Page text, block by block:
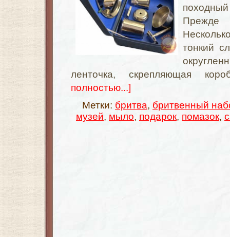
тонкий
ленточка, скрепляющая
полностью...]
Метки: бритва, бритвенный
музей, мыло, подарок, помазок,